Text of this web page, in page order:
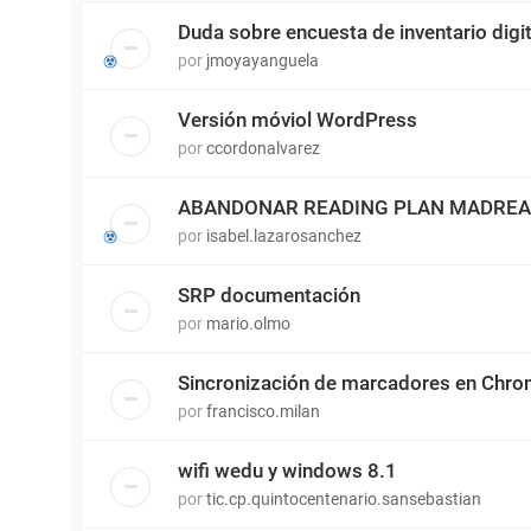
Duda sobre encuesta de inventario
por jmoyayanguela
Versión móviol WordPress
porccordonalvarez
ABANDONAR READING PLAN
por isabel.lazarosanchez
SRP documentación
por mario.olmo
Sincronización de marcadores en
porfrancisco.milan
wifi wedu y windows 8.1
portic.cp.quintocentenario.sansebastian